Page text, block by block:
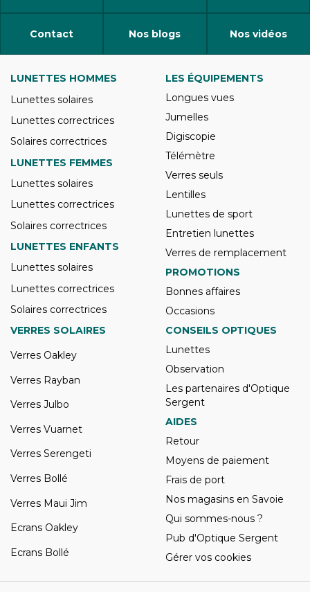
Contact Nos blogs Nos vidéos
LUNETTES HOMMES
Lunettes solaires
Lunettes correctrices
Solaires correctrices
LUNETTES FEMMES
Lunettes solaires
Lunettes correctrices
Solaires correctrices
LUNETTES ENFANTS
Lunettes solaires
Lunettes correctrices
Solaires correctrices
LES ÉQUIPEMENTS
Longues vues
Jumelles
Digiscopie
Télémètre
Verres seuls
Lentilles
Lunettes de sport
Entretien lunettes
Verres de remplacement
PROMOTIONS
Bonnes affaires
Occasions
VERRES SOLAIRES
Verres Oakley
Verres Rayban
Verres Julbo
Verres Vuarnet
Verres Serengeti
Verres Bollé
Verres Maui Jim
Ecrans Oakley
Ecrans Bollé
CONSEILS OPTIQUES
Lunettes
Observation
Les partenaires d'Optique
Sergent
AIDES
Retour
Moyens de paiement
Frais de port
Nos magasins en Savoie
Qui sommes-nous ?
Pub d'Optique Sergent
Gérer vos cookies